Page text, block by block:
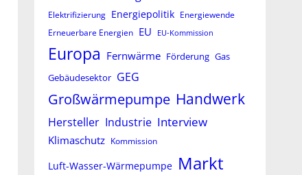
Elektrifizierung Energiepolitik Energiewende
Erneuerbare Energien EU EU-Kommission
Europa Fernwärme Förderung Gas
Gebäudesektor GEG
Großwärmepumpe Handwerk
Hersteller Industrie Interview
Klimaschutz Kommission
Luft-Wasser-Wärmepumpe Markt